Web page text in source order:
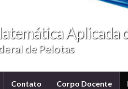
Aplicada
de Pelotas
Contato Corpo Docente